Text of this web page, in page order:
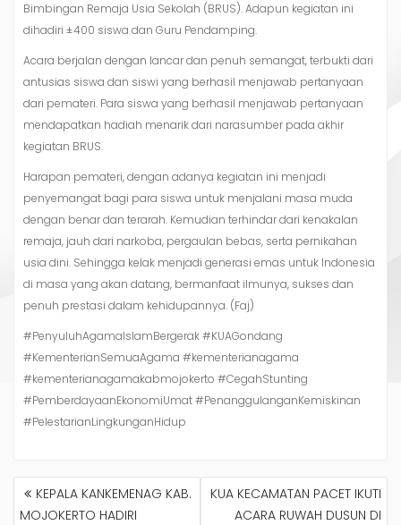
Bimbingan Remaja Usia Sekolah (BRUS). Adapun kegiatan ini
dihadiri ±400 siswa dan Guru Pendamping.
Acara berjalan dengan lancar dan penuh semangat, terbukti dari
antusias siswa dan siswi yang berhasil menjawab pertanyaan
dari pemateri. Para siswa yang berhasil menjawab pertanyaan
mendapatkan hadiah menarik dari narasumber pada akhir
kegiatan BRUS.
Harapan pemateri, dengan adanya kegiatan ini menjadi
penyemangat bagi para siswa untuk menjalani masa muda
dengan benar dan terarah. Kemudian terhindar dari kenakalan
remaja, jauh dari narkoba, pergaulan bebas, serta pernikahan
usia dini. Sehingga kelak menjadi generasi emas untuk Indonesia
di masa yang akan datang, bermanfaat ilmunya, sukses dan
penuh prestasi dalam kehidupannya. (Faj)
#PenyuluhAgamaIslamBergerak #KUAGondang
#KementerianSemuaAgama #kementerianagama
#kementerianagamakabmojokerto #CegahStunting
#PemberdayaanEkonomiUmat #PenanggulanganKemiskinan
#PelestarianLingkunganHidup
NAVIGASI
POSKEPALA KANKEMENAG KAB.
MOJOKERTO HADIRI
KUA KECAMATAN PACET IKUTI
ACARA RUWAH DUSUN DI